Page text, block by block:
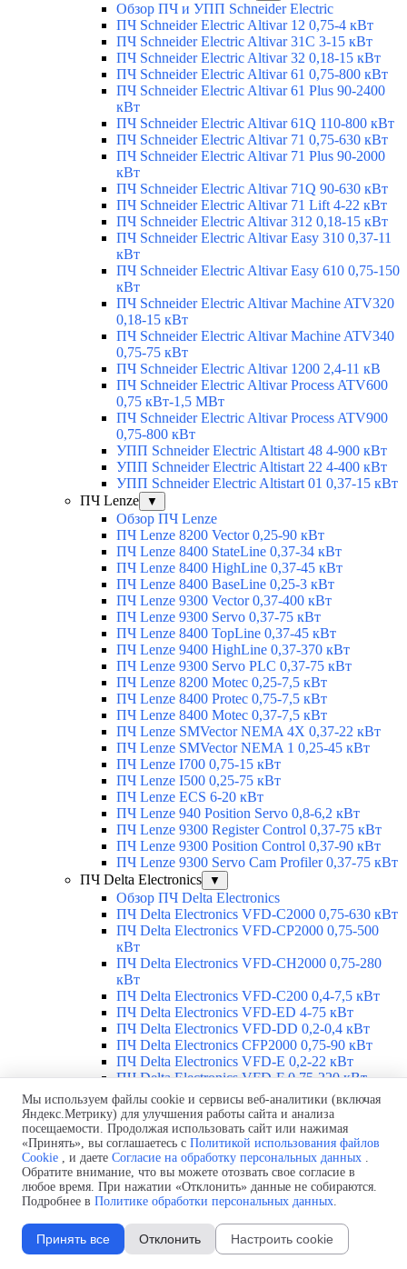
Обзор ПЧ и УПП Schneider Electric
ПЧ Schneider Electric Altivar 12 0,75-4 кВт
ПЧ Schneider Electric Altivar 31C 3-15 кВт
ПЧ Schneider Electric Altivar 32 0,18-15 кВт
ПЧ Schneider Electric Altivar 61 0,75-800 кВт
ПЧ Schneider Electric Altivar 61 Plus 90-2400
кВт
ПЧ Schneider Electric Altivar 61Q 110-800 кВт
ПЧ Schneider Electric Altivar 71 0,75-630 кВт
ПЧ Schneider Electric Altivar 71 Plus 90-2000
кВт
ПЧ Schneider Electric Altivar 71Q 90-630 кВт
ПЧ Schneider Electric Altivar 71 Lift 4-22 кВт
ПЧ Schneider Electric Altivar 312 0,18-15 кВт
ПЧ Schneider Electric Altivar Easy 310 0,37-11
кВт
ПЧ Schneider Electric Altivar Easy 610 0,75-150
кВт
ПЧ Schneider Electric Altivar Machine ATV320
0,18-15 кВт
ПЧ Schneider Electric Altivar Machine ATV340
0,75-75 кВт
ПЧ Schneider Electric Altivar 1200 2,4-11 кВ
ПЧ Schneider Electric Altivar Process ATV600
0,75 кВт-1,5 МВт
ПЧ Schneider Electric Altivar Process ATV900
0,75-800 кВт
УПП Schneider Electric Altistart 48 4-900 кВт
УПП Schneider Electric Altistart 22 4-400 кВт
УПП Schneider Electric Altistart 01 0,37-15 кВт
ПЧ Lenze
▼
Обзор ПЧ Lenze
ПЧ Lenze 8200 Vector 0,25-90 кВт
ПЧ Lenze 8400 StateLine 0,37-34 кВт
ПЧ Lenze 8400 HighLine 0,37-45 кВт
ПЧ Lenze 8400 BaseLine 0,25-3 кВт
ПЧ Lenze 9300 Vector 0,37-400 кВт
ПЧ Lenze 9300 Servo 0,37-75 кВт
ПЧ Lenze 8400 TopLine 0,37-45 кВт
ПЧ Lenze 9400 HighLine 0,37-370 кВт
ПЧ Lenze 9300 Servo PLC 0,37-75 кВт
ПЧ Lenze 8200 Motec 0,25-7,5 кВт
ПЧ Lenze 8400 Protec 0,75-7,5 кВт
ПЧ Lenze 8400 Motec 0,37-7,5 кВт
ПЧ Lenze SMVector NEMA 4X 0,37-22 кВт
ПЧ Lenze SMVector NEMA 1 0,25-45 кВт
ПЧ Lenze I700 0,75-15 кВт
ПЧ Lenze I500 0,25-75 кВт
ПЧ Lenze ECS 6-20 кВт
ПЧ Lenze 940 Position Servo 0,8-6,2 кВт
ПЧ Lenze 9300 Register Control 0,37-75 кВт
ПЧ Lenze 9300 Position Control 0,37-90 кВт
ПЧ Lenze 9300 Servo Cam Profiler 0,37-75 кВт
ПЧ Delta Electronics
▼
Обзор ПЧ Delta Electronics
ПЧ Delta Electronics VFD-C2000 0,75-630 кВт
ПЧ Delta Electronics VFD-CP2000 0,75-500
кВт
ПЧ Delta Electronics VFD-CH2000 0,75-280
кВт
ПЧ Delta Electronics VFD-C200 0,4-7,5 кВт
ПЧ Delta Electronics VFD-ED 4-75 кВт
ПЧ Delta Electronics VFD-DD 0,2-0,4 кВт
ПЧ Delta Electronics CFP2000 0,75-90 кВт
ПЧ Delta Electronics VFD-E 0,2-22 кВт
ПЧ Delta Electronics VFD-F 0,75-220 кВт
ПЧ Delta Electronics VFD-L 0,2-100 кВт
ПЧ Delta Electronics VFD-EL 0,2-3,7 кВт
ПЧ Delta Electronics VFD-B 0,75-75 кВт
ПЧ Delta Electronics VFD-VE 0,75-75 кВт
ПЧ Delta Electronics VFD-VL 5,5-75 кВт
ПЧ Delta Electronics MVD 3,3-11 кВ
ПЧ Delta Electronics MS300 0,2-2,2 кВт
Редукторы Varvel
Обзор редукторов Varvel
Редукторы Varvel
▼
Мы используем файлы cookie и сервисы веб-аналитики (включая
Яндекс.Метрику) для улучшения работы сайта и анализа
посещаемости. Продолжая использовать сайт или нажимая
«Принять», вы соглашаетесь с Политикой использования файлов
Cookie , и даете Согласие на обработку персональных данных .
Обратите внимание, что вы можете отозвать свое согласие в
любое время. При нажатии «Отклонить» данные не собираются.
Подробнее в Политике обработки персональных данных.
Принять все Отклонить Настроить cookie